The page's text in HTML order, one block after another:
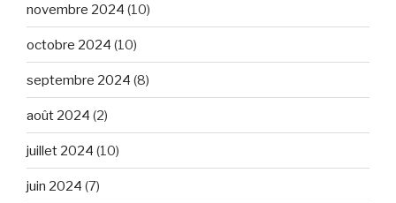
novembre 2024 (10)
octobre 2024 (10)
septembre 2024 (8)
août 2024 (2)
juillet 2024 (10)
juin 2024 (7)